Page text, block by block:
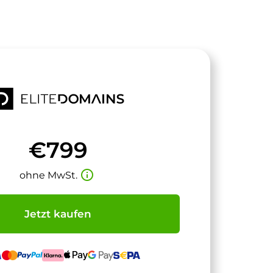
€799
ohne MwSt. info_outline
Jetzt kaufen